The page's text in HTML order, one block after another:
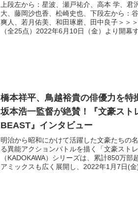
上段左から：星波、瀬戸祐介、高本 学、君
大、藤岡沙也香、松崎史也、下段左から：
爽人、若月佑美、和田琢磨、田中良子＞＞
（全25点）2022年6月10日（金）より開幕
橋本祥平、鳥越裕貴の俳優力を特
坂本浩一監督が絶賛！『文豪スト
BEAST』インタビュー
明治から昭和にかけて活躍した文豪たちの
る異能アクションバトルを描く「文豪ストレ
（KADOKAWA）シリーズは、累計850万部
アミックスも広く展開し、2022年1月7日(金